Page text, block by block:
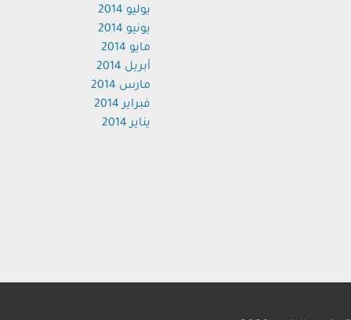
يوليو 2014
يونيو 2014
مايو 2014
أبريل 2014
مارس 2014
فبراير 2014
يناير 2014